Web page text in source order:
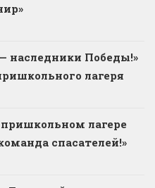
Победы!»
лагеря
лагере
спасателей!»